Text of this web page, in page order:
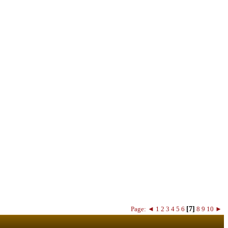
Page: ◄ 1 2 3 4 5 6 [7] 8 9 10 ►